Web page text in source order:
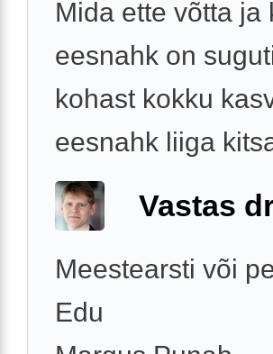
Mida ette võtta
eesnahk on
kohast kokku
eesnahk liiga
Vastas
Meestearsti või
Edu